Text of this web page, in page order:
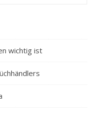
wichtig ist